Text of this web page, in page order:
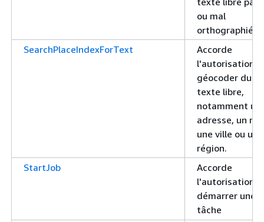
ou mal
orthographié
SearchPlaceIndexForText
Accorde
l'autorisation
géocoder du
texte libre,
notamment
adresse, un
une ville ou une
région.
StartJob
Accorde
l'autorisation
démarrer une
tâche